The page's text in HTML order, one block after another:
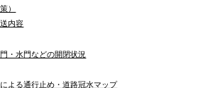
）
内容
・水門などの開閉状況
による通行止め・道路冠水マップ